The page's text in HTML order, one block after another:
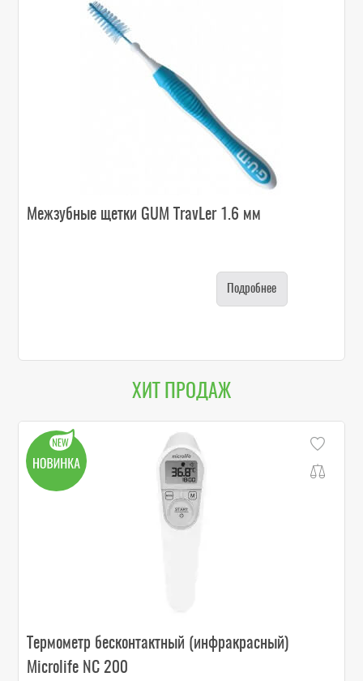
Межзубные щетки GUM TravLer 1.6 мм
Подробнее
ХИТ ПРОДАЖ
Термометр бесконтактный (инфракрасный)
Microlife NC 200